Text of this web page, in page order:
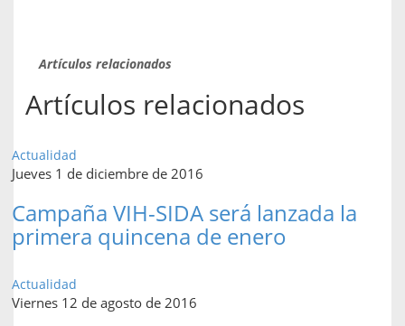
Artículos relacionados
Artículos relacionados
Actualidad
Jueves 1 de diciembre de 2016
Campaña VIH-SIDA será lanzada la
primera quincena de enero
Actualidad
Viernes 12 de agosto de 2016